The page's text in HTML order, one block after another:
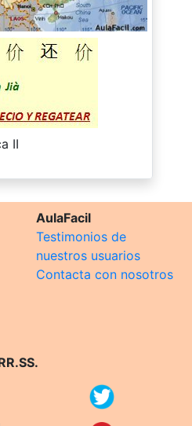
II
AulaFacil
Testimonios de
nuestros usuarios
Contacta con nosotros